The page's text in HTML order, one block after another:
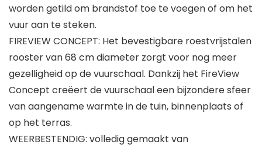
worden getild om brandstof toe te voegen of om het
vuur aan te steken.
FIREVIEW CONCEPT: Het bevestigbare roestvrijstalen
rooster van 68 cm diameter zorgt voor nog meer
gezelligheid op de vuurschaal. Dankzij het FireView
Concept creëert de vuurschaal een bijzondere sfeer
van aangename warmte in de tuin, binnenplaats of
op het terras.
WEERBESTENDIG: volledig gemaakt van